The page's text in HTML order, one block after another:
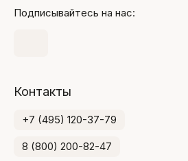
Подписывайтесь на нас:
Контакты
+7 (495) 120-37-79
8 (800) 200-82-47